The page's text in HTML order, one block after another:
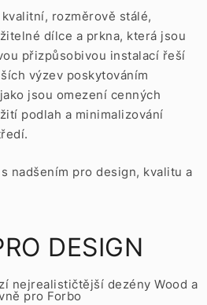
rozměrově stálé,
dílce a prkna, která jsou
přizpůsobivou instalací řeší
výzev poskytováním
jsou omezení cenných
podlah a minimalizování
nadšením pro design, kvalitu a
DESIGN
nejrealističtější dezény Wood a
pro Forbo